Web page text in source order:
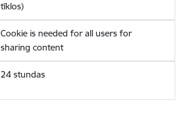
tīklos)
Cookie is needed for all users for
sharing content
24 stundas